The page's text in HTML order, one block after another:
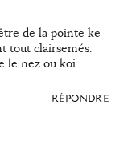
de la pointe ke
tout clairsemés.
le nez ou koi
RÉPONDRE